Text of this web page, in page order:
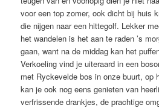
voor een top zomer, ook dicht bij huis
die nijgen naar een hittegolf. Lekker
het wandelen is het aan te raden ’s
gaan, want na de middag kan het
Verkoeling vind je uiteraard in een
met Ryckevelde bos in onze buurt, op
kan je ook nog eens genieten van
verfrissende drankjes, de prachtige